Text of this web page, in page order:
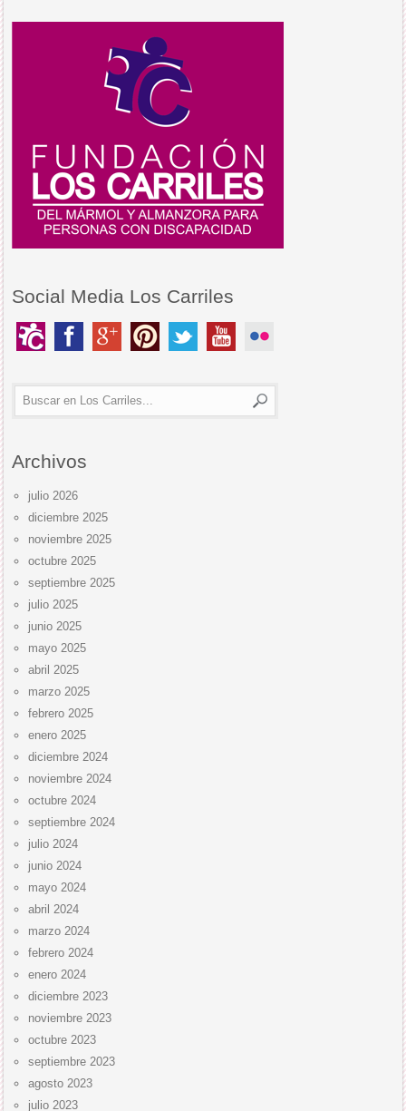
Social Media Los Carriles
Archivos
julio 2026
diciembre 2025
noviembre 2025
octubre 2025
septiembre 2025
julio 2025
junio 2025
mayo 2025
abril 2025
marzo 2025
febrero 2025
enero 2025
diciembre 2024
noviembre 2024
octubre 2024
septiembre 2024
julio 2024
junio 2024
mayo 2024
abril 2024
marzo 2024
febrero 2024
enero 2024
diciembre 2023
noviembre 2023
octubre 2023
septiembre 2023
agosto 2023
julio 2023